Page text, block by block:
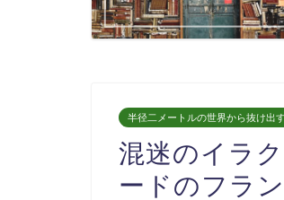
半径二メートルの世界から抜け出
混迷のイラ
ードのフラ